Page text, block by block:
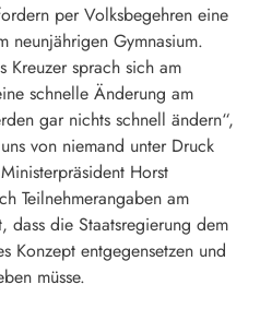
per Volksbegehren eine
neunjährigen Gymnasium.
Kreuzer sprach sich am
schnelle Änderung am
gar nichts schnell ändern“,
von niemand unter Druck
Horst
Teilnehmerangaben am
dass die Staatsregierung dem
Konzept entgegensetzen und
müsse.